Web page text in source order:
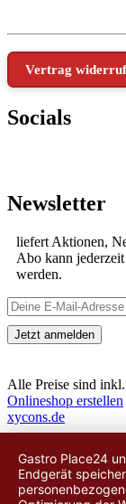
Vertrag
Socials
Newsletter
liefert Aktionen,
Abo kann
werden.
Alle Preise sind
Onlineshop erstellen
xycons.de
Gastro Place24
Endgerät